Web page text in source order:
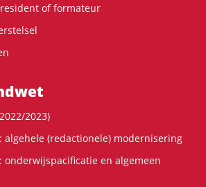
of formateur
2023)
algehele (redactionele) modernisering
onderwijspacificatie en algemeen